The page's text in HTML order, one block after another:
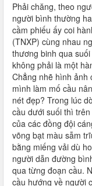
Phải chăng, theo
người bình thường
cầm phiếu ấy coi
(TNXP) cùng nhau
thương binh qua
không phải là một
Chẳng nhẽ hình ảnh
mình làm mố cầu
nét đẹp? Trong lúc
cầu dưới suối thì
của các đồng đội
võng bạt màu sẫm
bằng miếng vải dù
người dẫn đường
qua từng đoạn cầu.
cầu hướng về người